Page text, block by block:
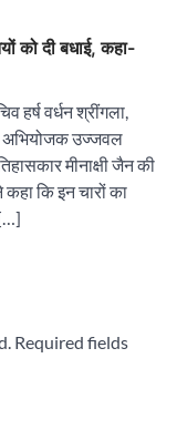
को दी बधाई, कहा-
हर्ष वर्धन श्रींगला,
उज्जवल
मीनाक्षी जैन की
कहा कि इन चारों का
[…]
Required fields